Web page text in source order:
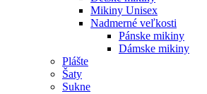
Mikiny Unisex
Nadmerné veľkosti
Pánske mikiny
Dámske mikiny
Plášte
Šaty
Sukne